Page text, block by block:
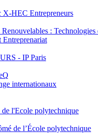
X-HEC Entrepreneurs
: Technologies
- IP Paris
internationaux
l'Ecole polytechnique
de l’École polytechnique